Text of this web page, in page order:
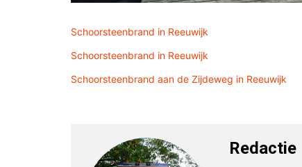
Schoorsteenbrand in Reeuwijk
Schoorsteenbrand in Reeuwijk
Schoorsteenbrand aan de Zijdeweg in Reeuwijk
Redactie